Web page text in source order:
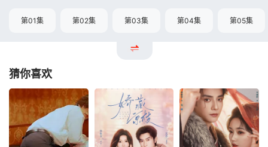
第01集 第02集 第03集 第04集 第05集
猜你喜欢